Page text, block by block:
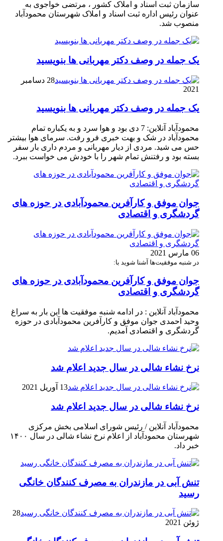
سازمان ثبت اسناد و املاک کشور ، مرتضی خواجوی به
عنوان رئیس اداره ثبت اسناد و املاک شهرستان محمودآباد
منصوب شد.
یک جمله در وصف دکتر مهربانی ها بنویسید
28 دسامبر
2021
یک جمله در وصف دکتر مهربانی ها بنویسید
محمودآباد آنلاین: 7 دی بود و هوا سرد و به یکباره تمام
محمودآباد در شک و بهت خبری فرو رفت. سرمای هوا بیشتر
حس می شید. مردی از دیار مهربانی و مردم داری بار سفر
بسته بود و رفتنش تمام شهر را با خودش می خواست ببرد.
جوان موفق و کارآفرین محمودآبادی در حوزه های
گردشگری و اقتصادی
06 مارس 2021
در شنبه موفقیت‌ها آشنا شوید با:
جوان موفق و کارآفرین محمودآبادی در حوزه های
گردشگری و اقتصادی
محمودآباد آنلاین : در ادامه شنبه موفقیت ها این بار به سراغ
وحید احمدی جوان موفق و کارآفرین محمودآبادی در حوزه
گردشگری و اقتصادی آمدیم.
نرخ نشاء شالی در سال جدید اعلام شد
13 آوریل 2021
نرخ نشاء شالی در سال جدید اعلام شد
محمودآباد آنلاین / رئیس شورای اسلامی بخش مرکزی
شهرستان محمودآباد از اعلام نرخ نشاء شالی در سال ۱۴۰۰
خبر داد.
تنش آبی در مازندران به مصرف كنندگان خانگی
رسيد
28
ژوئن 2021